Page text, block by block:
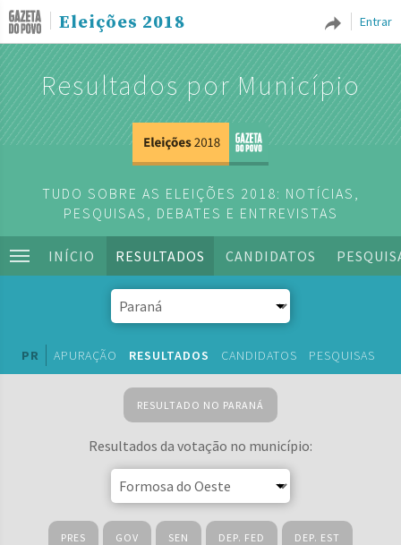
Entrar
Eleições 2018
Resultados por Município
TUDO SOBRE AS ELEIÇÕES 2018: NOTÍCIAS,
PESQUISAS, DEBATES E ENTREVISTAS
INÍCIO RESULTADOS CANDIDATOS
PR APURAÇÃO RESULTADOS CANDIDATOS PESQUISAS
RESULTADO NO PARANÁ
Resultados da votação no município:
PRES GOV SEN DEP. FED DEP. EST